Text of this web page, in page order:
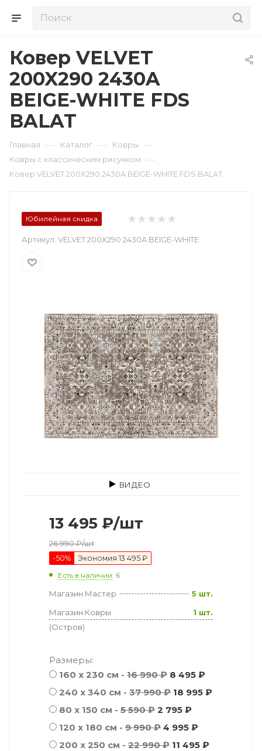
Ковер VELVET
200X290 2430A
BEIGE-WHITE FDS
BALAT
Главная — Каталог — Ковры —
Ковры с классическим рисунком —
Ковер VELVET 200X290 2430A BEIGE-WHITE FDS BALAT
Юбилейная скидка
Артикул: VELVET 200X290 2430A BEIGE-WHITE
ВИДЕО
13 495 ₽/шт
26 990₽/шт
-50% Экономия 13 495 ₽
Есть в наличии: 6
Магазин Мастер
5 шт.
Магазин Ковры
(Остров)
1 шт.
Размеры:
160 x 230 см - 16 990 ₽ 8 495 ₽
240 x 340 см - 37 990 ₽ 18 995 ₽
80 x 150 см - 5 590 ₽ 2 795 ₽
120 x 180 см - 9 990 ₽ 4 995 ₽
200 x 250 см - 22 990 ₽ 11 495 ₽